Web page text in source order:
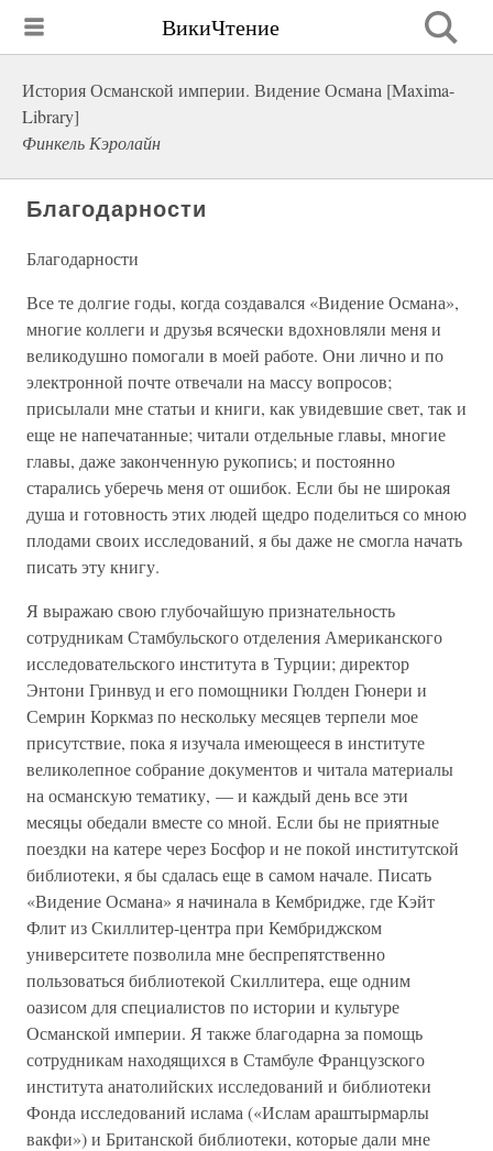
ВикиЧтение
История Османской империи. Видение Османа [Maxima-
Library]
Финкель Кэролайн
Благодарности
Благодарности
Все те долгие годы, когда создавался «Видение Османа»,
многие коллеги и друзья всячески вдохновляли меня и
великодушно помогали в моей работе. Они лично и по
электронной почте отвечали на массу вопросов;
присылали мне статьи и книги, как увидевшие свет, так и
еще не напечатанные; читали отдельные главы, многие
главы, даже законченную рукопись; и постоянно
старались уберечь меня от ошибок. Если бы не широкая
душа и готовность этих людей щедро поделиться со мною
плодами своих исследований, я бы даже не смогла начать
писать эту книгу.
Я выражаю свою глубочайшую признательность
сотрудникам Стамбульского отделения Американского
исследовательского института в Турции; директор
Энтони Гринвуд и его помощники Гюлден Гюнери и
Семрин Коркмаз по нескольку месяцев терпели мое
присутствие, пока я изучала имеющееся в институте
великолепное собрание документов и читала материалы
на османскую тематику, — и каждый день все эти
месяцы обедали вместе со мной. Если бы не приятные
поездки на катере через Босфор и не покой институтской
библиотеки, я бы сдалась еще в самом начале. Писать
«Видение Османа» я начинала в Кембридже, где Кэйт
Флит из Скиллитер-центра при Кембриджском
университете позволила мне беспрепятственно
пользоваться библиотекой Скиллитера, еще одним
оазисом для специалистов по истории и культуре
Османской империи. Я также благодарна за помощь
сотрудникам находящихся в Стамбуле Французского
института анатолийских исследований и библиотеки
Фонда исследований ислама («Ислам араштырмарлы
вакфи») и Британской библиотеки, которые дали мне